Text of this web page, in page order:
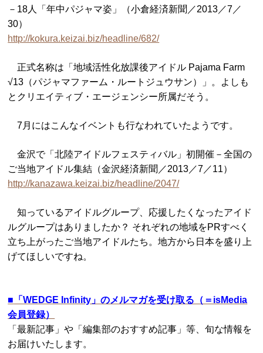
－18人「年中パジャマ姿」（小倉経済新聞／2013／7／
30）
http://kokura.keizai.biz/headline/682/
正式名称は「地域活性化放課後アイドル Pajama Farm
√13（パジャマファーム・ルートジュウサン）」。よしも
とクリエイティブ・エージェンシー所属だそう。
7月にはこんなイベントも行なわれていたようです。
金沢で「北陸アイドルフェスティバル」初開催－全国の
ご当地アイドル集結（金沢経済新聞／2013／7／11）
http://kanazawa.keizai.biz/headline/2047/
知っているアイドルグループ、応援したくなったアイド
ルグループはありましたか？ それぞれの地域をPRすべく
立ち上がったご当地アイドルたち。地方から日本を盛り上
げてほしいですね。
■ 「WEDGE Infinity」のメルマガを受け取る（＝isMedia
会員登録）
「最新記事」や「編集部のおすすめ記事」等、旬な情報を
お届けいたします。